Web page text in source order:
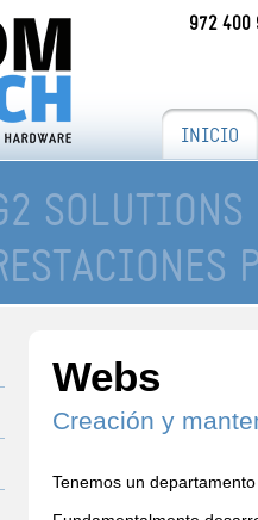
972 400
INICIO
SOLUTIONS
Webs
Creación y
Tenemos un departamento